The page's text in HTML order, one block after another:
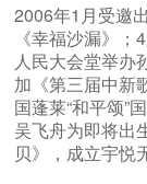
2006年1月受邀
《幸福沙漏》
人民大会堂举办
加《第三届中新
国蓬莱“和平颂”
吴飞舟为即将出
贝》，成立宇悦